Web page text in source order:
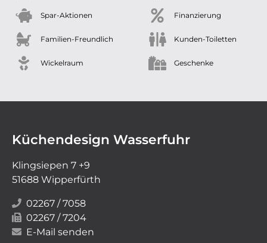
Spar-Aktionen Finanzierung
Familien-Freundlich Kunden-Toiletten
Wickelraum Geschenke
Küchendesign Wasserfuhr
Klingsiepen 7 +9
51688 Wipperfürth
02267 / 7058
02267 / 7204
E-Mail senden